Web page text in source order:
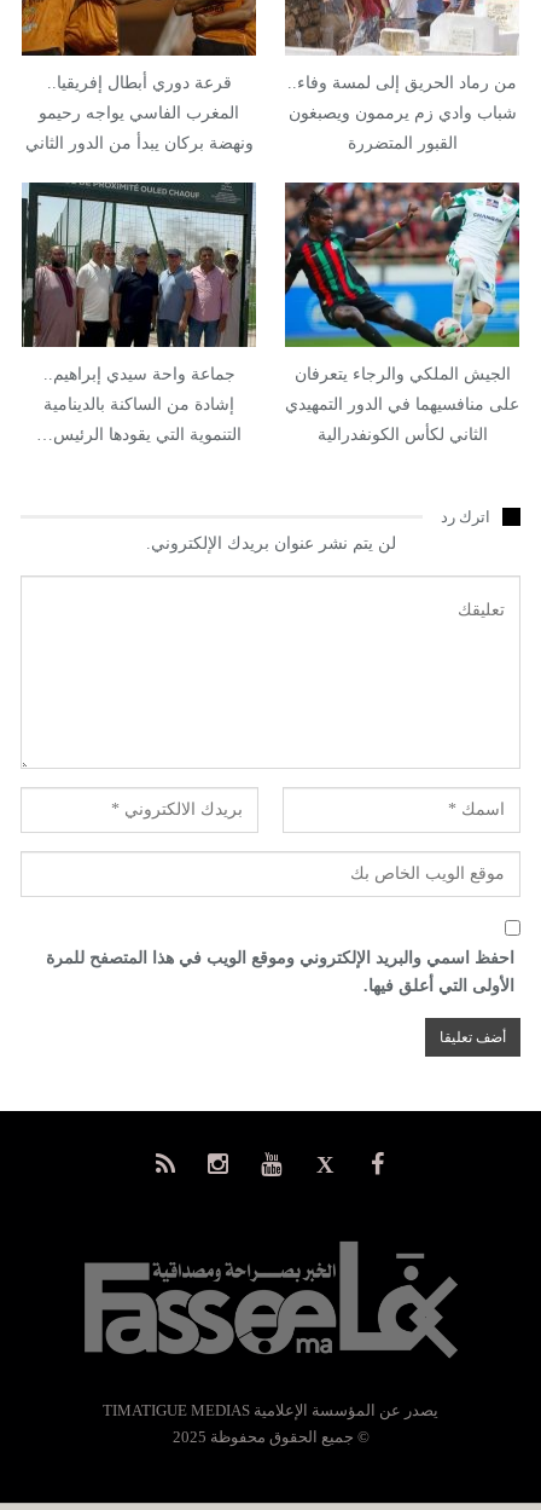
من رماد الحريق إلى لمسة وفاء..
شباب وادي زم يرممون ويصبغون
القبور المتضررة
قرعة دوري أبطال إفريقيا..
المغرب الفاسي يواجه رحيمو
ونهضة بركان يبدأ من الدور الثاني
الجيش الملكي والرجاء يتعرفان
على منافسيهما في الدور التمهيدي
الثاني لكأس الكونفدرالية
جماعة واحة سيدي إبراهيم..
إشادة من الساكنة بالدينامية
التنموية التي يقودها الرئيس…
اترك رد
لن يتم نشر عنوان بريدك الإلكتروني.
احفظ اسمي والبريد الإلكتروني وموقع الويب في هذا المتصفح للمرة
الأولى التي أعلق فيها.
يصدر عن المؤسسة الإعلامية TIMATIGUE MEDIAS
© جميع الحقوق محفوظة 2025